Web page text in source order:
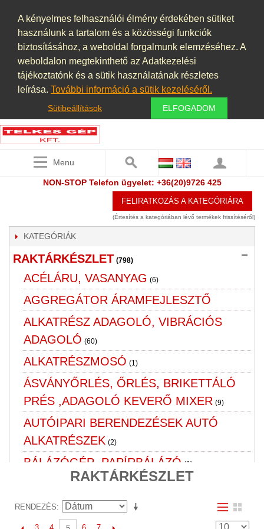
A kényelmes felhasználói élmény érdekében sütiket
használunk a tartalom és a közösségi funkciók
biztosításához, a weboldal forgalmunk elemzéséhez. A
weboldalon megtekinthető az Adatkezelési
tájékoztatónk és a sütik használatának részletes
leírása. További információ a sütik kezeléséről.
Sütibeállítások ELFOGADOM
Menu
NON-STOP Telefon ügyelet: +36(20)9726 425
FELIRATKOZÁS A KATEGÓRIÁRA
(Értesítés a kategóriában lévő termékek frissítéséről)
KATEGÓRIÁK
RAKTÁRKÉSZLET (798)
ACÉLÁRU, VASANYAG (6)
AGGREGÁTOR ÁRAMFEJLESZTŐ
ALKATRÉSZ ADAGOLÓ, VIBRÁCIÓS
ADAGOLÓ (60)
ALKATRÉSZMOSÓ (1)
ÁSVÁNYŐRLÉS, ŐRLÉS, BRIKETTÁLÓ
PRÉS ,ADAGOLÓ KEVERŐ MIXER (9)
AUTÓIPARI BERENDEZÉSEK AUTÓ
ALKATRÉSZEK (2)
BÁLÁZÓGÉP ,PAPÍRBÁLÁZÓ (1)
CIMKÉZŐ, PALACKOZÓ GÉP
RAKTÁRKÉSZLET
RENDEZÉS